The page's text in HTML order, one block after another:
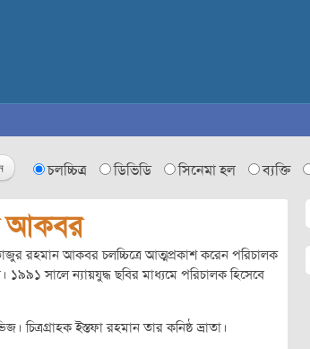
চলচ্চিত্র ডিভিডি সিনেমা হল ব্যক্তি
আকবর
রহমান আকবর চলচ্চিত্রে আত্মপ্রকাশ করেন পরিচালক
সালে ন্যায়যুদ্ধ ছবির মাধ্যমে পরিচালক হিসেবে
চিত্রগ্রাহক ইস্তফা রহমান তার কনিষ্ঠ ভ্রাতা।